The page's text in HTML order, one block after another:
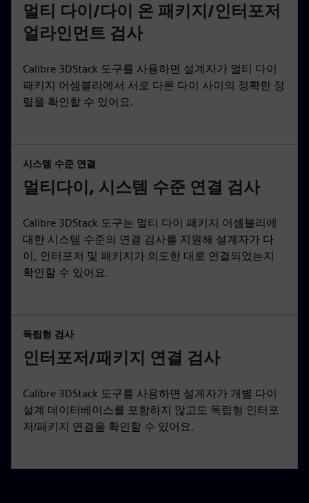
멀티 다이/다이 온 패키지/인터포저
얼라인먼트 검사
Calibre 3DStack 도구를 사용하면 설계자가 멀티 다이
패키지 어셈블리에서 서로 다른 다이 사이의 정확한 정
렬을 확인할 수 있어요.
시스템 수준 연결
멀티다이, 시스템 수준 연결 검사
Calibre 3DStack 도구는 멀티 다이 패키지 어셈블리에
대한 시스템 수준의 연결 검사를 지원해 설계자가 다
이, 인터포저 및 패키지가 의도한 대로 연결되었는지
확인할 수 있어요.
독립형 검사
인터포저/패키지 연결 검사
Calibre 3DStack 도구를 사용하면 설계자가 개별 다이
설계 데이터베이스를 포함하지 않고도 독립형 인터포
저/패키지 연결을 확인할 수 있어요.